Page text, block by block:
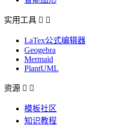
实用工具  
LaTex公式编辑器
Geogebra
Mermaid
PlantUML
资源  
模板社区
知识教程